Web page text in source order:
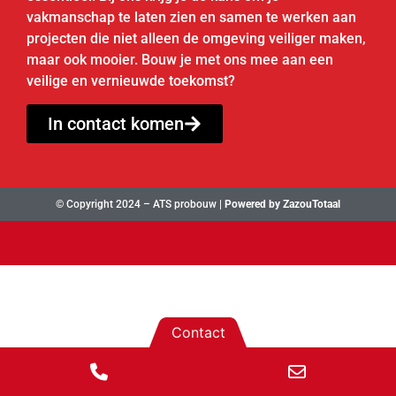
vakmanschap te laten zien en samen te werken aan
projecten die niet alleen de omgeving veiliger maken,
maar ook mooier. Bouw je met ons mee aan een
veilige en vernieuwde toekomst?
In contact komen
© Copyright 2024 – ATS probouw | Powered by ZazouTotaal
Contact